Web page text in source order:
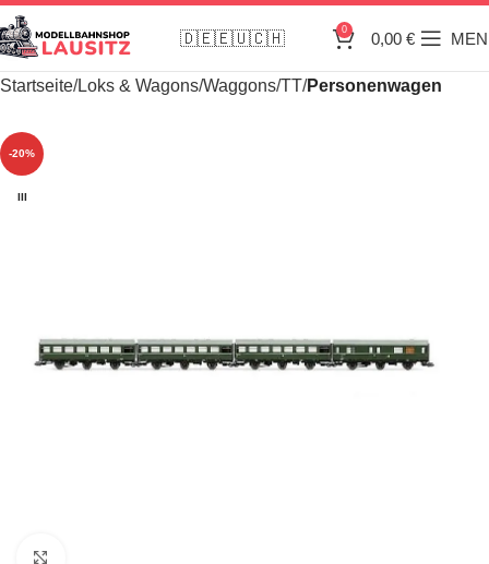
🇩🇪🇪🇺🇨🇭 0 0,00 €
Startseite Loks & Wagons Waggons TT Personenwagen
-20%
III